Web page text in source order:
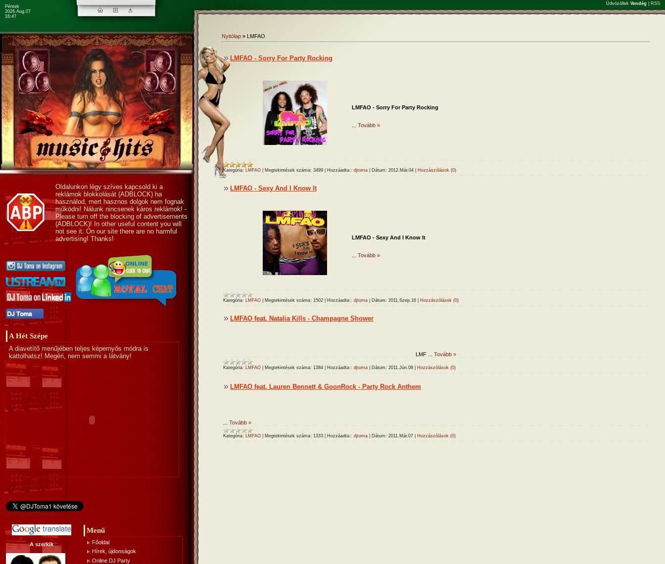
Péntek
2026.Aug.07
16:47
Üdvözöllek Vendég RSS
Oldalunkon légy szíves kapcsold ki a
reklámok blokkolását (ADBLOCK) ha
használod, mert hasznos dolgok nem fognak
működni! Nálunk nincsenek káros reklámok! -
Please turn off the blocking of advertisements
(ADBLOCK)! In other useful content you will
not see it. On our site there are no harmful
advertising! Thanks!
A Hét Szépe
A diavetítő menűjében teljes képernyős módra is
kattolhatsz! Megéri, nem semmi a látvány!
@DJToma1 Tweetjei
A szerkik
Menű
Főoldal
Hírek, újdonságok
Online DJ Party
Nyitólap » LMFAO
LMFAO - Sorry For Party Rocking
LMFAO - Sorry For Party Rocking
Tovább »
Kategória: LMFAO Megtekintések száma: 3499 Hozzáadta:: djtoma Dátum: 2012.Már.04 Hozzászólások (0)
LMFAO - Sexy And I Know It
LMFAO - Sexy And I Know It
Tovább »
Kategória: LMFAO Megtekintések száma: 1502 Hozzáadta:: djtoma Dátum: 2011.Szep.16 Hozzászólások (0)
LMFAO feat. Natalia Kills - Champagne Shower
LMF Tovább »
Kategória: LMFAO Megtekintések száma: 1384 Hozzáadta:: djtoma Dátum: 2011.Jún.08 Hozzászólások (0)
LMFAO feat. Lauren Bennett & GoonRock - Party Rock Anthem
Tovább »
Kategória: LMFAO Megtekintések száma: 1333 Hozzáadta:: djtoma Dátum: 2011.Már.07 Hozzászólások (0)